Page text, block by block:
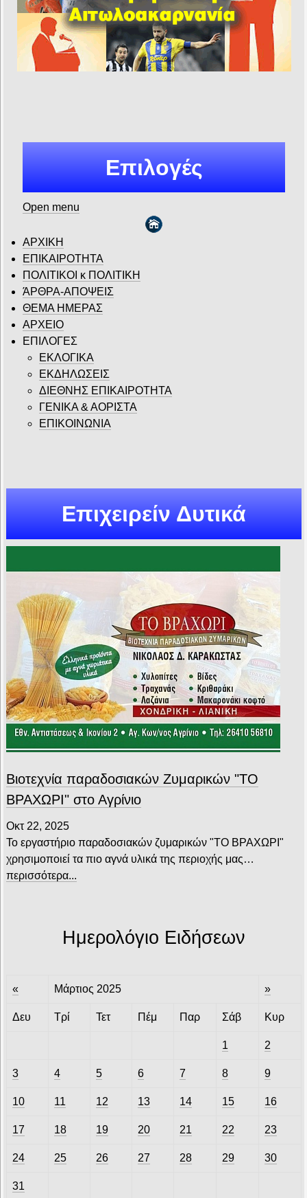
Επιλογές
Open menu
ΑΡΧΙΚΗ
ΕΠΙΚΑΙΡΟΤΗΤΑ
ΠΟΛΙΤΙΚΟΙ κ ΠΟΛΙΤΙΚΗ
ΆΡΘΡΑ-ΑΠΟΨΕΙΣ
ΘΕΜΑ ΗΜΕΡΑΣ
ΑΡΧΕΙΟ
ΕΠΙΛΟΓΕΣ
ΕΚΛΟΓΙΚΑ
ΕΚΔΗΛΩΣΕΙΣ
ΔΙΕΘΝΗΣ ΕΠΙΚΑΙΡΟΤΗΤΑ
ΓΕΝΙΚΑ & ΑΟΡΙΣΤΑ
ΕΠΙΚΟΙΝΩΝΙΑ
Επιχειρείν Δυτικά
Βιοτεχνία παραδοσιακών Ζυμαρικών "ΤΟ
ΒΡΑΧΩΡΙ" στο Αγρίνιο
Οκτ 22, 2025
Το εργαστήριο παραδοσιακών ζυμαρικών "ΤΟ ΒΡΑΧΩΡΙ"
χρησιμοποιεί τα πιο αγνά υλικά της περιοχής μας…
περισσότερα...
Ημερολόγιο Ειδήσεων
« Μάρτιος 2025 »
Δευ Τρί Τετ Πέμ Παρ Σάβ Κυρ
1 2
3 4 5 6 7 8 9
10 11 12 13 14 15 16
17 18 19 20 21 22 23
24 25 26 27 28 29 30
31